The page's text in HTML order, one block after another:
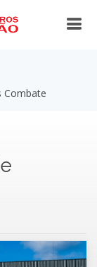
Combate